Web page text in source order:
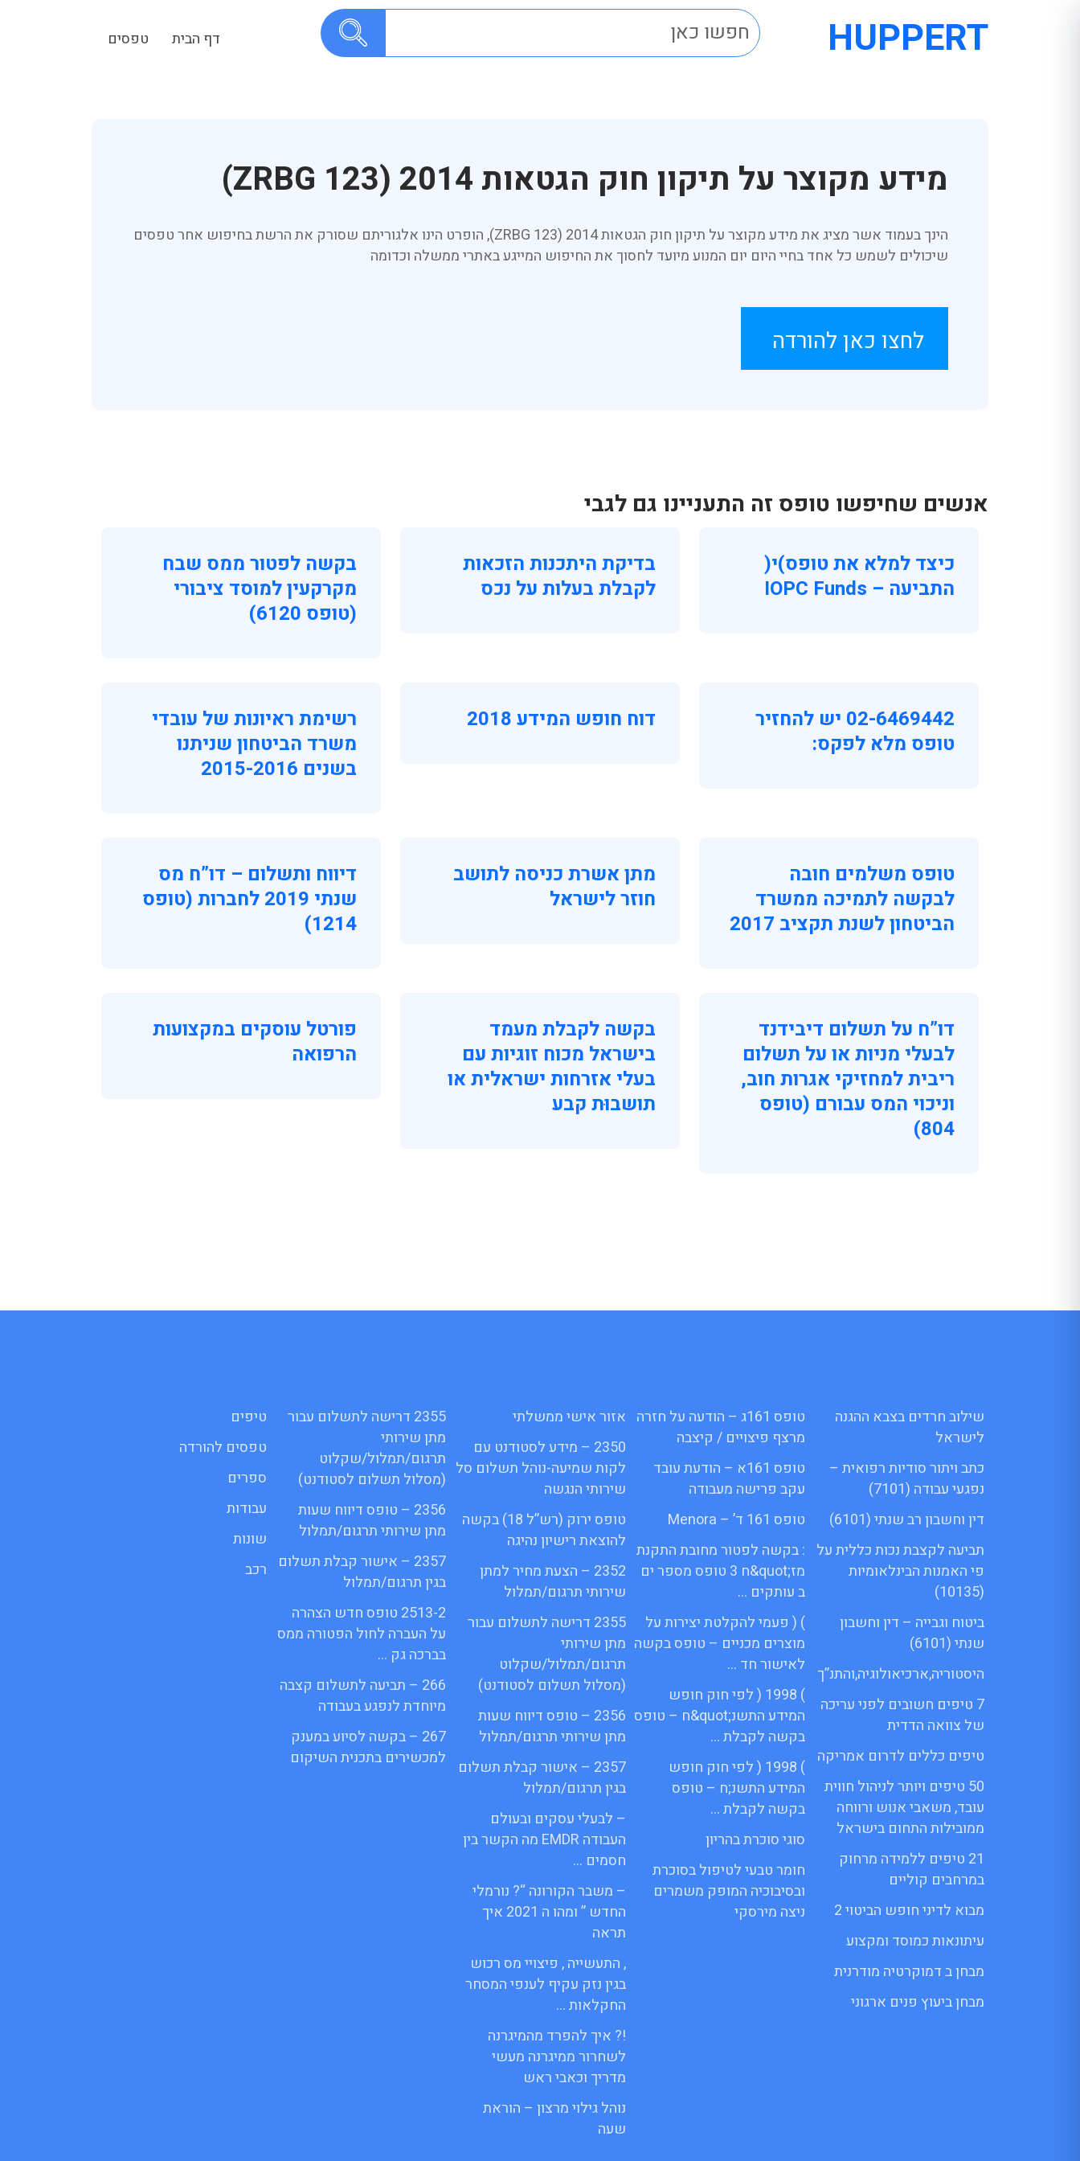
HUPPERT דף הבית טפסים
מידע מקוצר על תיקון חוק הגטאות 2014 (ZRBG 123)
הינך בעמוד אשר מציג את מידע מקוצר על תיקון חוק הגטאות 2014 (ZRBG 123), הופרט הינו אלגוריתם שסורק את הרשת בחיפוש אחר טפסים
שיכולים לשמש כל אחד בחיי היום יום המנוע מיועד לחסוך את החיפוש המייגע באתרי ממשלה וכדומה
לחצו כאן להורדה
אנשים שחיפשו טופס זה התעניינו גם לגבי
כיצד למלא את טופס)י(
התביעה – IOPC Funds
בדיקת היתכנות הזכאות
לקבלת בעלות על נכס
בקשה לפטור ממס שבח
מקרקעין למוסד ציבורי
(טופס 6120)
02-6469442 יש להחזיר
טופס מלא לפקס:
דוח חופש המידע 2018
רשימת ראיונות של עובדי
משרד הביטחון שניתנו
בשנים 2015-2016
טופס משלמים חובה
לבקשה לתמיכה ממשרד
הביטחון לשנת תקציב 2017
מתן אשרת כניסה לתושב
חוזר לישראל
דיווח ותשלום – דו”ח מס
שנתי 2019 לחברות (טופס
1214)
דו”ח על תשלום דיבידנד
לבעלי מניות או על תשלום
ריבית למחזיקי אגרות חוב,
וניכוי המס עבורם (טופס
804)
בקשה לקבלת מעמד
בישראל מכוח זוגיות עם
בעלי אזרחות ישראלית או
תושבוּת קבע
פורטל עוסקים במקצועות
הרפואה
שילוב חרדים בצבא ההגנה
לישראל
כתב ויתור סודיות רפואית –
נפגעי עבודה (7101)
דין וחשבון רב שנתי (6101)
תביעה לקצבת נכות כללית על
פי האמנות הבינלאומיות
(10135)
ביטוח וגבייה – דין וחשבון
שנתי (6101)
היסטוריה,ארכיאולוגיה,והתנ”ך
7 טיפים חשובים לפני עריכה
של צוואה הדדית
טיפים כללים לדרום אמריקה
50 טיפים ויותר לניהול חווית
עובד, משאבי אנוש ורווחה
ממובילות התחום בישראל
21 טיפים ללמידה מרחוק
במרחבים קוליים
מבוא לדיני חופש הביטוי 2
עיתונאות כמוסד ומקצוע
מבחן ב דמוקרטיה מודרנית
מבחן ביעוץ פנים ארגוני
טופס 161ג – הודעה על חזרה
מרצף פיצויים / קיצבה
טופס 161א – הודעת עובד
עקב פרישה מעבודה
טופס 161 ד’ – Menora
: בקשה לפטור מחובת התקנת
מז;quot&ח 3 טופס מספר ים
ב עותקים …
) ( פעמי להקלטת יצירות על
מוצרים מכניים – טופס בקשה
לאישור חד …
) 1998 ( לפי חוק חופש
המידע התשנ;quot&ח – טופס
בקשה לקבלת …
) 1998 ( לפי חוק חופש
המידע התשנ;ח – טופס
בקשה לקבלת …
סוגי סוכרת בהריון
חומר טבעי לטיפול בסוכרת
ובסיבוכיה המופק משמרים
ניצה מירסקי
אזור אישי ממשלתי
2350 – מידע לסטודנט עם
לקות שמיעה-נוהל תשלום סל
שירותי הנגשה
טופס ירוק (רש”ל 18) בקשה
להוצאת רישיון נהיגה
2352 – הצעת מחיר למתן
שירותי תרגום/תמלול
2355 דרישה לתשלום עבור
מתן שירותי
תרגום/תמלול/שקלוט
(מסלול תשלום לסטודנט)
2356 – טופס דיווח שעות
מתן שירותי תרגום/תמלול
2357 – אישור קבלת תשלום
בגין תרגום/תמלול
– לבעלי עסקים ובעולם
העבודה EMDR מה הקשר בין
חסמים …
– משבר הקורונה “? נורמלי
החדש ” ומהו ה 2021 איך
תראה
, התעשייה , פיצויי מס רכוש
בגין נזק עקיף לענפי המסחר
החקלאות …
!? איך להפרד מהמיגרנה
לשחרור ממיגרנה מעשי
מדריך וכאבי ראש
נוהל גילוי מרצון – הוראת
שעה
2355 דרישה לתשלום עבור
מתן שירותי
תרגום/תמלול/שקלוט
(מסלול תשלום לסטודנט)
2356 – טופס דיווח שעות
מתן שירותי תרגום/תמלול
2357 – אישור קבלת תשלום
בגין תרגום/תמלול
2513-2 טופס חדש הצהרה
על העברה לחול הפטורה ממס
בברכה גק …
266 – תביעה לתשלום קצבה
מיוחדת לנפגע בעבודה
267 – בקשה לסיוע במענק
למכשירים בתכנית השיקום
טיפים
טפסים להורדה
ספרים
עבודות
שונות
רכב